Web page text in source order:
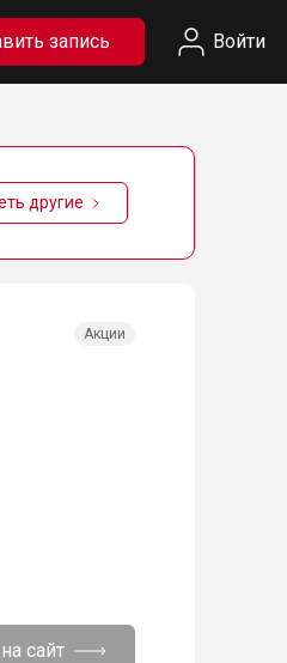
запись Войти
другие
Акции
сайт